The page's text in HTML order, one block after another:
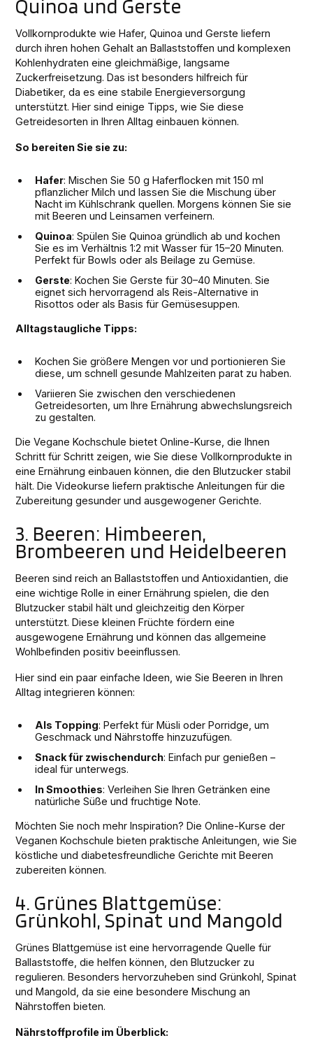
Quinoa und Gerste
Vollkornprodukte wie Hafer, Quinoa und Gerste liefern
durch ihren hohen Gehalt an Ballaststoffen und komplexen
Kohlenhydraten eine gleichmäßige, langsame
Zuckerfreisetzung. Das ist besonders hilfreich für
Diabetiker, da es eine stabile Energieversorgung
unterstützt. Hier sind einige Tipps, wie Sie diese
Getreidesorten in Ihren Alltag einbauen können.
So bereiten Sie sie zu:
Hafer: Mischen Sie 50 g Haferflocken mit 150 ml
pflanzlicher Milch und lassen Sie die Mischung über
Nacht im Kühlschrank quellen. Morgens können Sie sie
mit Beeren und Leinsamen verfeinern.
Quinoa: Spülen Sie Quinoa gründlich ab und kochen
Sie es im Verhältnis 1:2 mit Wasser für 15–20 Minuten.
Perfekt für Bowls oder als Beilage zu Gemüse.
Gerste: Kochen Sie Gerste für 30–40 Minuten. Sie
eignet sich hervorragend als Reis-Alternative in
Risottos oder als Basis für Gemüsesuppen.
Alltagstaugliche Tipps:
Kochen Sie größere Mengen vor und portionieren Sie
diese, um schnell gesunde Mahlzeiten parat zu haben.
Variieren Sie zwischen den verschiedenen
Getreidesorten, um Ihre Ernährung abwechslungsreich
zu gestalten.
Die Vegane Kochschule bietet Online-Kurse, die Ihnen
Schritt für Schritt zeigen, wie Sie diese Vollkornprodukte in
eine Ernährung einbauen können, die den Blutzucker stabil
hält. Die Videokurse liefern praktische Anleitungen für die
Zubereitung gesunder und ausgewogener Gerichte.
3. Beeren: Himbeeren,
Brombeeren und Heidelbeeren
Beeren sind reich an Ballaststoffen und Antioxidantien, die
eine wichtige Rolle in einer Ernährung spielen, die den
Blutzucker stabil hält und gleichzeitig den Körper
unterstützt. Diese kleinen Früchte fördern eine
ausgewogene Ernährung und können das allgemeine
Wohlbefinden positiv beeinflussen.
Hier sind ein paar einfache Ideen, wie Sie Beeren in Ihren
Alltag integrieren können:
Als Topping: Perfekt für Müsli oder Porridge, um
Geschmack und Nährstoffe hinzuzufügen.
Snack für zwischendurch: Einfach pur genießen –
ideal für unterwegs.
In Smoothies: Verleihen Sie Ihren Getränken eine
natürliche Süße und fruchtige Note.
Möchten Sie noch mehr Inspiration? Die Online-Kurse der
Veganen Kochschule bieten praktische Anleitungen, wie Sie
köstliche und diabetesfreundliche Gerichte mit Beeren
zubereiten können.
4. Grünes Blattgemüse:
Grünkohl, Spinat und Mangold
Grünes Blattgemüse ist eine hervorragende Quelle für
Ballaststoffe, die helfen können, den Blutzucker zu
regulieren. Besonders hervorzuheben sind Grünkohl, Spinat
und Mangold, da sie eine besondere Mischung an
Nährstoffen bieten.
Nährstoffprofile im Überblick: